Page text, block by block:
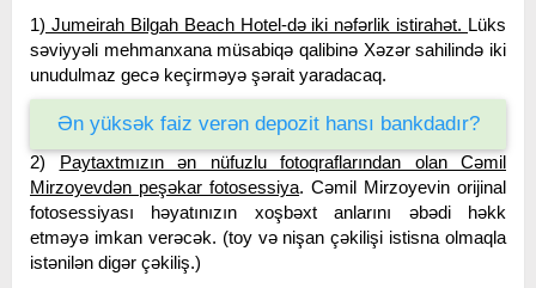
1) Jumeirah Bilgah Beach Hotel-də iki nəfərlik istirahət. Lüks
səviyyəli mehmanxana müsabiqə qalibinə Xəzər sahilində iki
unudulmaz gecə keçirməyə şərait yaradacaq.
Ən yüksək faiz verən depozit hansı bankdadır?
2) Paytaxtmızın ən nüfuzlu fotoqraflarından olan Cəmil
Mirzoyevdən peşəkar fotosessiya. Cəmil Mirzoyevin orijinal
fotosessiyası həyatınızın xoşbəxt anlarını əbədi həkk
etməyə imkan verəcək. (toy və nişan çəkilişi istisna olmaqla
istənilən digər çəkiliş.)